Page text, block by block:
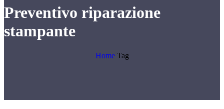
Preventivo riparazione
stampante
Home Tag